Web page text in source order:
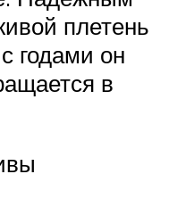
плетень
годами он
в